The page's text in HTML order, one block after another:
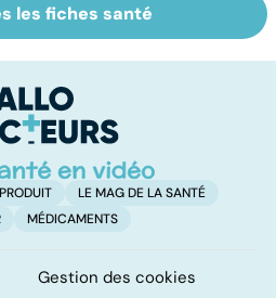
Comment tenir
ses bonnes
les fiches santé
LE MAG DE LA SANTÉ
MÉDICAMENTS
Gestion des cookies